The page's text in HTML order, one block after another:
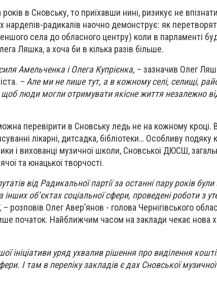
в Сновську, то приїхавши нині, ризикує не
нардепів-радикалів наочно демонструє: як
села до обласного центру) коли в парламенті
Ляшка, а хоча би в кілька разів більше.
Амельченка і Олега Купрієнка, – зазначив Олег
– Але ми не лише тут, а в кожному селі, селищі,
люди могли отримувати якісне життя незалежно
перевірити в Сновську ледь не на кожному кроці.
лікарні, дитсадка, бібліотеки… Особливу подяку
і вихованці музичної школи, Сновської ДЮСШ,
та юнацької творчості.
від Радикальної партії за останні пару років були
інших об’єктах соціальноїсфери, проведені роботи з
– розповів Олег Авер’янов - голова Чернігівського
початок. Найближчим часом на заклади чекає нова
ініціативи уряд ухвалив рішення про виділення
І там в переліку закладів є дах Сновської